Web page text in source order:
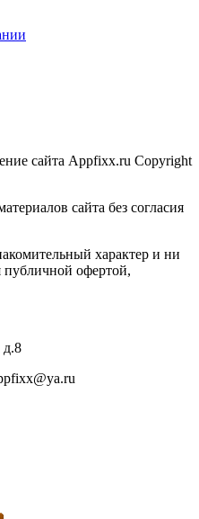
сайта Appfixx.ru Copyright
сайта без согласия
характер и ни
публичной офертой,
д.8